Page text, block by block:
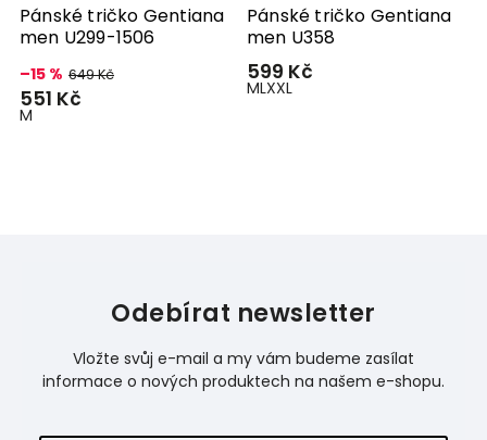
Pánské tričko Gentiana
men U299-1506
–15 % 649 Kč
551 Kč
M
Pánské tričko Gentiana
men U358
599 Kč
MLXXL
Odebírat newsletter
Vložte svůj e-mail a my vám budeme zasílat
informace o nových produktech na našem e-shopu.